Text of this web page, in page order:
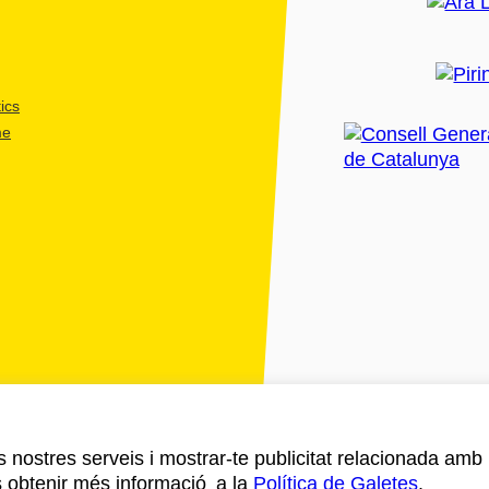
serveis i mostrar-te publicitat relacionada
obtenir més informació a la Política de Galetes.